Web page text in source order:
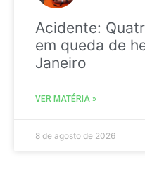
Acidente:
em queda de
Janeiro
VER MATÉRIA »
8 de agosto de 2026